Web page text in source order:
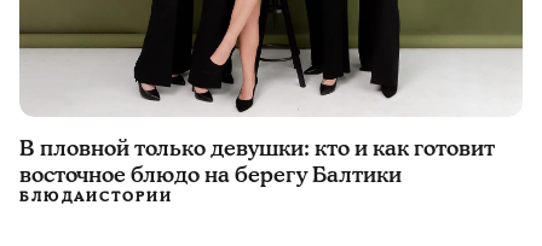
В пловной только девушки: кто и как готовит
восточное блюдо на берегу Балтики
БЛЮДАИСТОРИИ